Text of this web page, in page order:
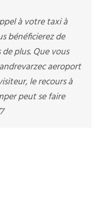
à votre taxi à
bénéficierez de
plus. Que vous
aeroport
le recours à
peut se faire